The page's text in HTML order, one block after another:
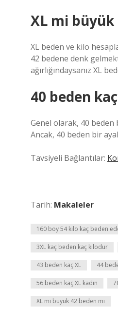
XL mi büyük
XL beden ve kilo
42 bedene denk
ağırlığındaysanız XL
40 beden
Genel olarak, 40 beden
Ancak, 40 beden bir
Tavsiyeli Bağlantılar:
Tarih: Makaleler
160 boy 54 kilo kaç beden
3XL kaç beden kaç kilodur
43 beden kaç XL 44
56 beden kaç XL kadın
XL mi büyük 42 beden mi